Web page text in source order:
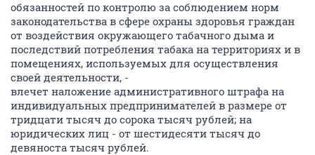
обязанностей по контролю за соблюдением норм
законодательства в сфере охраны здоровья граждан
от воздействия окружающего табачного дыма и
последствий потребления табака на территориях и в
помещениях, используемых для осуществления
своей деятельности, -
влечет наложение административного штрафа на
индивидуальных предпринимателей в размере от
тридцати тысяч до сорока тысяч рублей; на
юридических лиц - от шестидесяти тысяч до
девяноста тысяч рублей.